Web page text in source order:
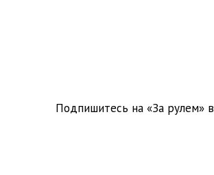
Подпишитесь на «За рулем» в